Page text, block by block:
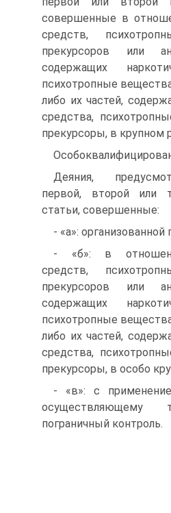
совершенные в
средств,
прекурсоров или
содержащих
психотропные
либо их частей,
средства,
прекурсоры, в крупном
Деяния,
первой, второй или
статьи, совершенные:
- «а»: организованной
- «б»: в
средств,
прекурсоров или
содержащих
психотропные
либо их частей,
средства,
прекурсоры, в особо
- «в»: с
осуществляющему
пограничный контроль.